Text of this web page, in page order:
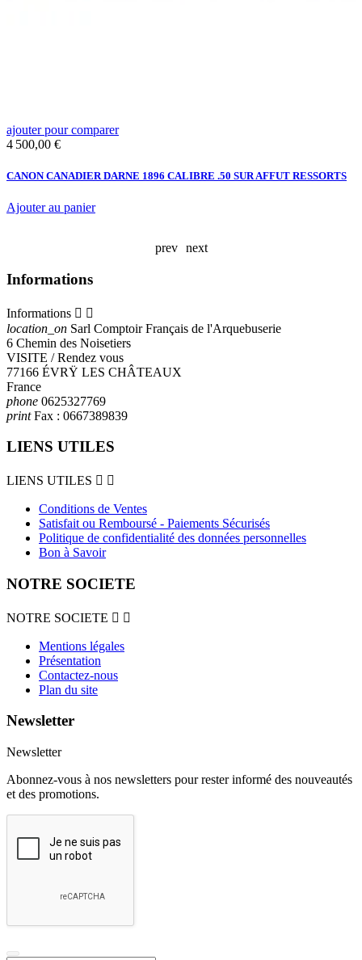
ajouter pour comparer
Prix
4 500,00 €
CANON CANADIER DARNE 1896 CALIBRE .50 SUR AFFUT RESSORTS
Ajouter au panier
prev
next
Informations
Informations  
location_on Sarl Comptoir Français de l'Arquebuserie
6 Chemin des Noisetiers
VISITE / Rendez vous
77166 ÉVRŸ LES CHÂTEAUX
France
phone 0625327769
printFax : 0667389839
LIENS UTILES
LIENS UTILES  
Conditions de Ventes
Satisfait ou Remboursé - Paiements Sécurisés
Politique de confidentialité des données personnelles
Bon à Savoir
NOTRE SOCIETE
NOTRE SOCIETE  
Mentions légales
Présentation
Contactez-nous
Plan du site
Newsletter
Newsletter
Abonnez-vous à nos newsletters pour rester informé des nouveautés
et des promotions.